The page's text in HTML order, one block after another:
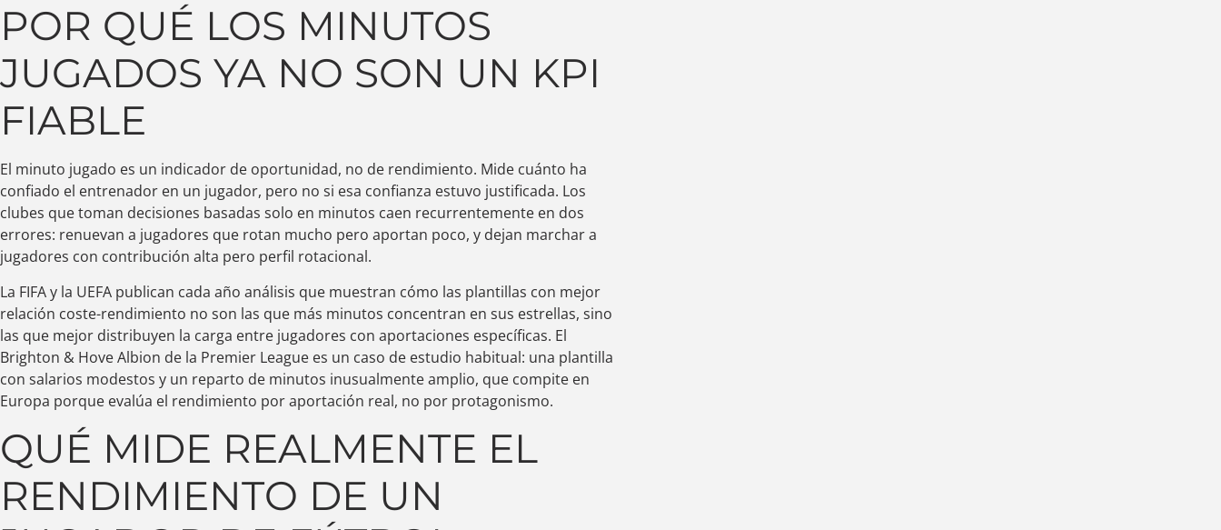
POR QUÉ LOS MINUTOS
JUGADOS YA NO SON UN KPI
FIABLE
El minuto jugado es un indicador de oportunidad, no de rendimiento. Mide cuánto ha
confiado el entrenador en un jugador, pero no si esa confianza estuvo justificada. Los
clubes que toman decisiones basadas solo en minutos caen recurrentemente en dos
errores: renuevan a jugadores que rotan mucho pero aportan poco, y dejan marchar a
jugadores con contribución alta pero perfil rotacional.
La FIFA y la UEFA publican cada año análisis que muestran cómo las plantillas con mejor
relación coste-rendimiento no son las que más minutos concentran en sus estrellas, sino
las que mejor distribuyen la carga entre jugadores con aportaciones específicas. El
Brighton & Hove Albion de la Premier League es un caso de estudio habitual: una plantilla
con salarios modestos y un reparto de minutos inusualmente amplio, que compite en
Europa porque evalúa el rendimiento por aportación real, no por protagonismo.
QUÉ MIDE REALMENTE EL
RENDIMIENTO DE UN